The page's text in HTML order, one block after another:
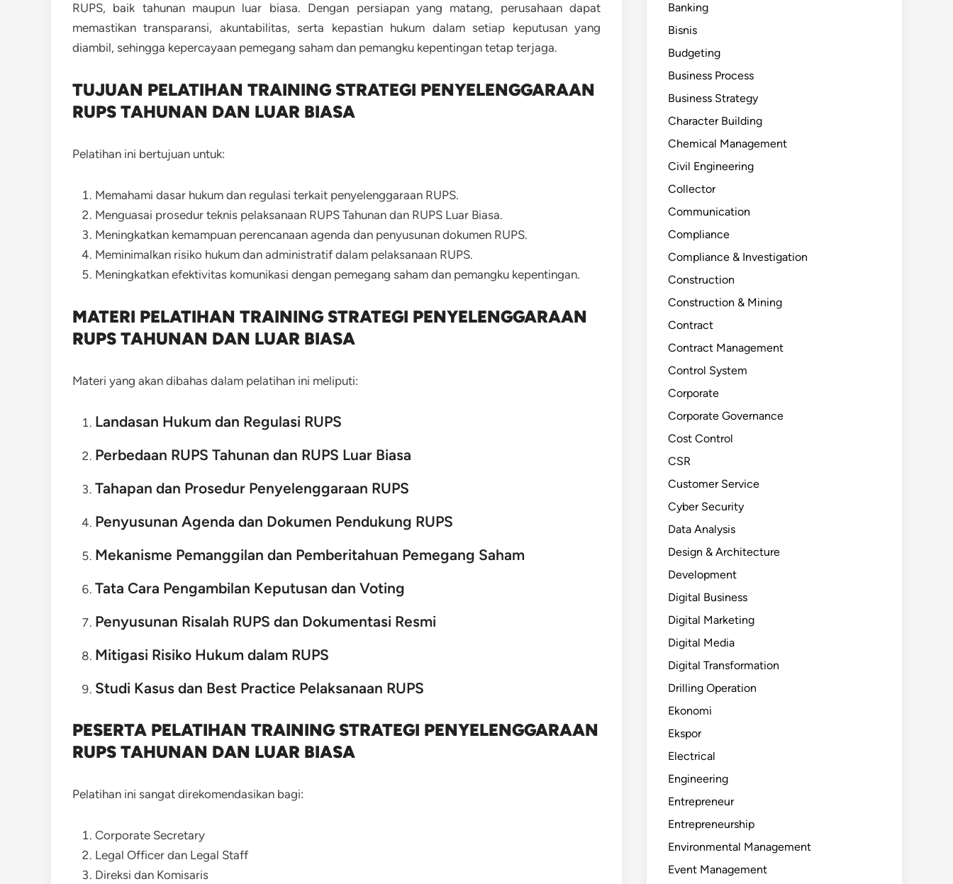
RUPS, baik tahunan maupun luar biasa. Dengan persiapan yang matang, perusahaan dapat
memastikan transparansi, akuntabilitas, serta kepastian hukum dalam setiap keputusan yang
diambil, sehingga kepercayaan pemegang saham dan pemangku kepentingan tetap terjaga.
TUJUAN PELATIHAN TRAINING STRATEGI PENYELENGGARAAN
RUPS TAHUNAN DAN LUAR BIASA
Pelatihan ini bertujuan untuk:
Memahami dasar hukum dan regulasi terkait penyelenggaraan RUPS.
Menguasai prosedur teknis pelaksanaan RUPS Tahunan dan RUPS Luar Biasa.
Meningkatkan kemampuan perencanaan agenda dan penyusunan dokumen RUPS.
Meminimalkan risiko hukum dan administratif dalam pelaksanaan RUPS.
Meningkatkan efektivitas komunikasi dengan pemegang saham dan pemangku kepentingan.
MATERI PELATIHAN TRAINING STRATEGI PENYELENGGARAAN
RUPS TAHUNAN DAN LUAR BIASA
Materi yang akan dibahas dalam pelatihan ini meliputi:
Landasan Hukum dan Regulasi RUPS
Perbedaan RUPS Tahunan dan RUPS Luar Biasa
Tahapan dan Prosedur Penyelenggaraan RUPS
Penyusunan Agenda dan Dokumen Pendukung RUPS
Mekanisme Pemanggilan dan Pemberitahuan Pemegang Saham
Tata Cara Pengambilan Keputusan dan Voting
Penyusunan Risalah RUPS dan Dokumentasi Resmi
Mitigasi Risiko Hukum dalam RUPS
Studi Kasus dan Best Practice Pelaksanaan RUPS
PESERTA PELATIHAN TRAINING STRATEGI PENYELENGGARAAN
RUPS TAHUNAN DAN LUAR BIASA
Pelatihan ini sangat direkomendasikan bagi:
Corporate Secretary
Legal Officer dan Legal Staff
Direksi dan Komisaris
Banking
Bisnis
Budgeting
Business Process
Business Strategy
Character Building
Chemical Management
Civil Engineering
Collector
Communication
Compliance
Compliance & Investigation
Construction
Construction & Mining
Contract
Contract Management
Control System
Corporate
Corporate Governance
Cost Control
CSR
Customer Service
Cyber Security
Data Analysis
Design & Architecture
Development
Digital Business
Digital Marketing
Digital Media
Digital Transformation
Drilling Operation
Ekonomi
Ekspor
Electrical
Engineering
Entrepreneur
Entrepreneurship
Environmental Management
Event Management